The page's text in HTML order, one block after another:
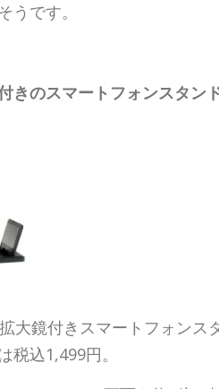
うです。
きのスマートフォンスタン
大鏡付きスマートフォン
税込1,499円。